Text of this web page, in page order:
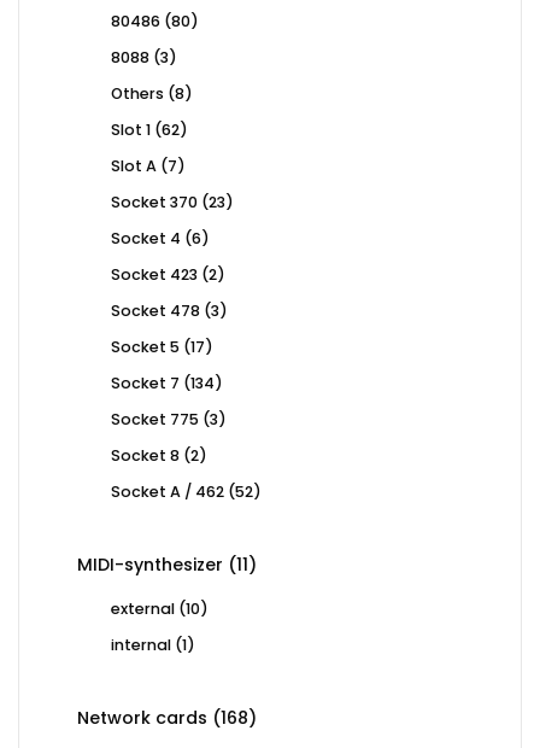
80486 8080
8088 33
Others 88
Slot 1 6262
Slot A 77
Socket 370 2323
Socket 4 66
Socket 423 22
Socket 478 33
Socket 5 1717
Socket 7 134134
Socket 775 33
Socket 8 22
Socket A / 462 5252
MIDI-synthesizer 1111
external 1010
internal 11
Network cards 168168